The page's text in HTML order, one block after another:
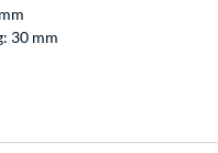
30 mm